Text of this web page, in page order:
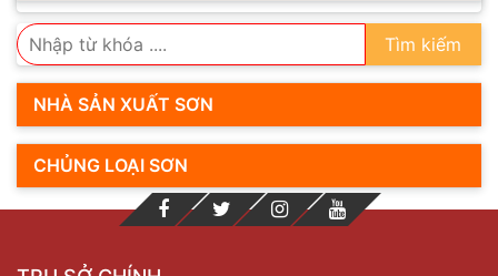
Tìm kiếm
NHÀ SẢN XUẤT SƠN
CHỦNG LOẠI SƠN